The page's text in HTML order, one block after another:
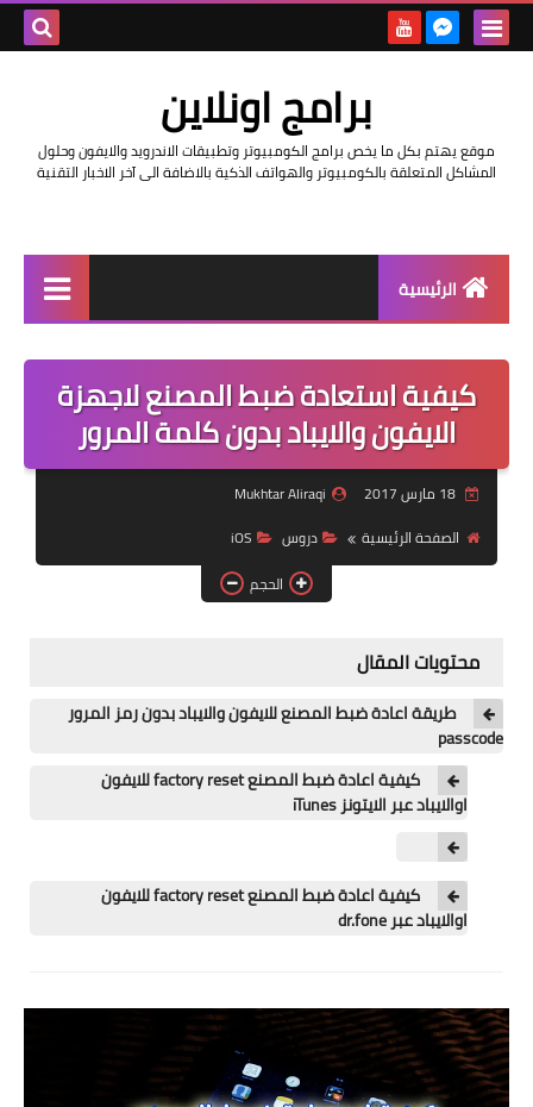
برامج اونلاين
موقع يهتم بكل ما يخص برامج الكومبيوتر وتطبيقات الاندرويد والايفون وحلول
المشاكل المتعلقة بالكومبيوتر والهواتف الذكية بالاضافة الى آخر الاخبار التقنية
الرئيسية
مراجعات
حماية
اندرويد
آيفون
ويندوز
العاب
تطبيقات
كيفية استعادة ضبط المصنع لاجهزة
الايفون والايباد بدون كلمة المرور
18 مارس 2017
Mukhtar Aliraqi
الصفحة الرئيسية
دروس
iOS
الحجم
محتويات المقال
طريقة اعادة ضبط المصنع للايفون والايباد بدون رمز المرور
passcode
كيفية اعادة ضبط المصنع factory reset للايفون
اوالايباد عبر الايتونز iTunes
كيفية اعادة ضبط المصنع factory reset للايفون
اوالايباد عبر dr.fone